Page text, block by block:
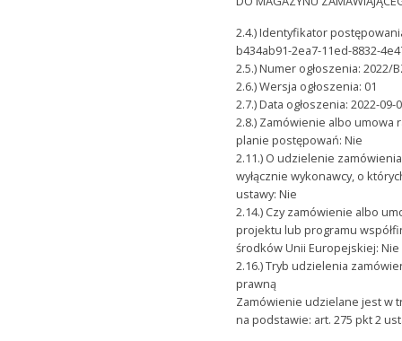
2.4.) Identyfikator
b434ab91-2ea7-11ed-8832-
2.5.) Numer ogłoszenia: 2022/
2.6.) Wersja ogłoszenia: 01
2.7.) Data ogłoszenia: 2022-09-
2.8.) Zamówienie albo umowa
planie postępowań: Nie
2.11.) O udzielenie
wyłącznie wykonawcy, o
ustawy: Nie
2.14.) Czy zamówienie albo
projektu lub programu
środków Unii Europejskiej: Nie
2.16.) Tryb udzielenia
prawną
Zamówienie udzielane jest w
na podstawie: art. 275 pkt 2